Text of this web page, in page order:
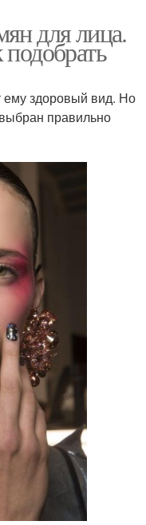
для лица.
здоровый вид. Но
правильно